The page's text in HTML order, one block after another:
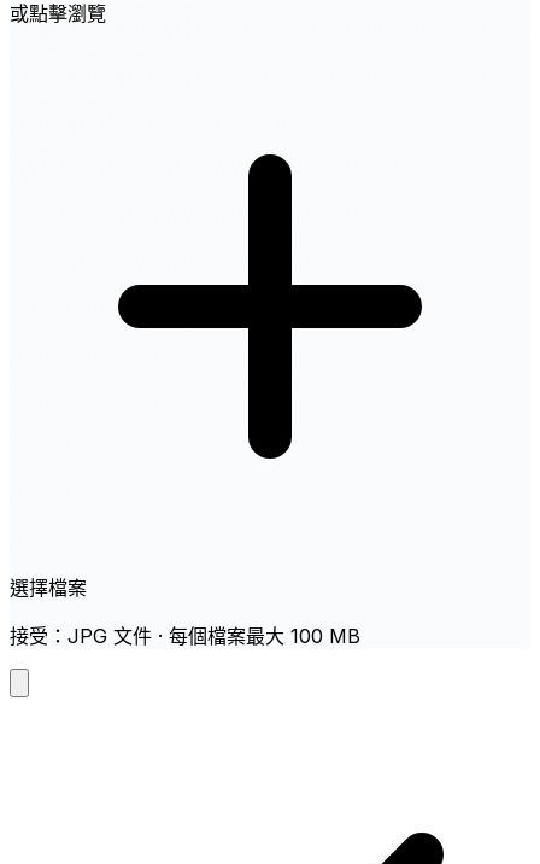
或點擊瀏覽
選擇檔案
接受：JPG 文件 · 每個檔案最大 100 MB